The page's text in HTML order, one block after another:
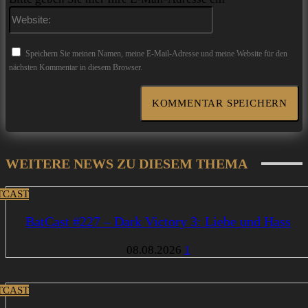
Website:
Speichern Sie meinen Namen, meine E-Mail-Adresse und meine Website für den
nächsten Kommentar in diesem Browser.
WEITERE NEWS ZU DIESEM THEMA
BatCast #227 – Dark Victory 3: Liebe und Hass
08.08.2026 1